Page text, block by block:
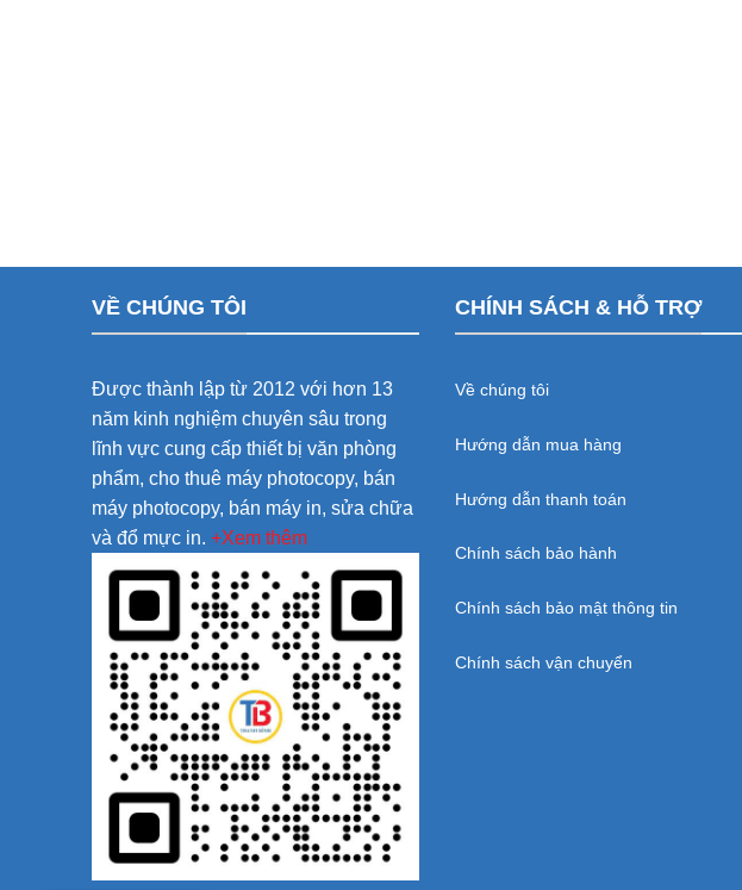
VỀ CHÚNG TÔI
Được thành lập từ 2012 với hơn 13
năm kinh nghiệm chuyên sâu trong
lĩnh vực cung cấp thiết bị văn phòng
phẩm, cho thuê máy photocopy, bán
máy photocopy, bán máy in, sửa chữa
và đổ mực in. +Xem thêm
CHÍNH SÁCH & HỖ TRỢ
Về chúng tôi
Hướng dẫn mua hàng
Hướng dẫn thanh toán
Chính sách bảo hành
Chính sách bảo mật thông tin
Chính sách vận chuyển